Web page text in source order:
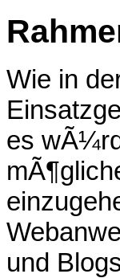
Wie in
es
und